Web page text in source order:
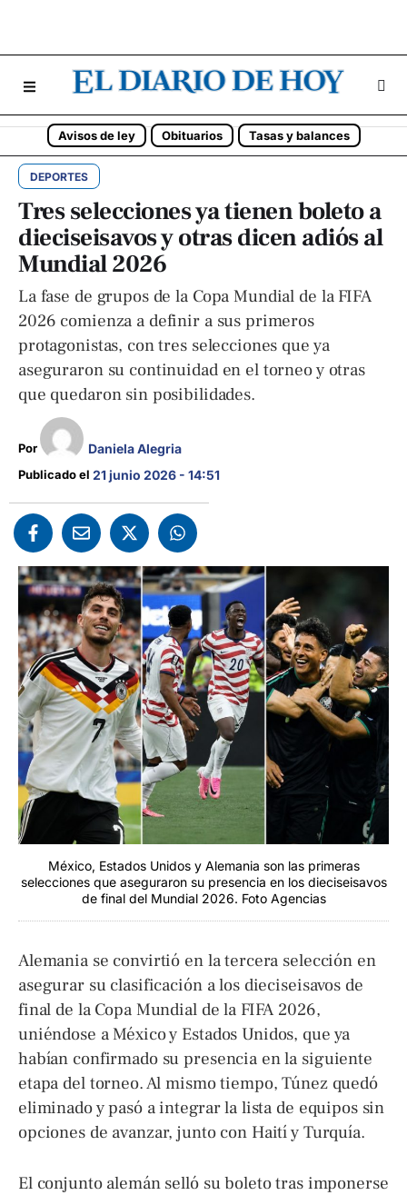
Avisos de ley Obituarios Tasas y balances
DEPORTES
Tres selecciones ya tienen boleto a
dieciseisavos y otras dicen adiós al
Mundial 2026
La fase de grupos de la Copa Mundial de la FIFA
2026 comienza a definir a sus primeros
protagonistas, con tres selecciones que ya
aseguraron su continuidad en el torneo y otras
que quedaron sin posibilidades.
Por Daniela Alegria
Publicado el 21 junio 2026 - 14:51
México, Estados Unidos y Alemania son las primeras
selecciones que aseguraron su presencia en los dieciseisavos
de final del Mundial 2026. Foto Agencias
Alemania se convirtió en la tercera selección en
asegurar su clasificación a los dieciseisavos de
final de la Copa Mundial de la FIFA 2026,
uniéndose a México y Estados Unidos, que ya
habían confirmado su presencia en la siguiente
etapa del torneo. Al mismo tiempo, Túnez quedó
eliminado y pasó a integrar la lista de equipos sin
opciones de avanzar, junto con Haití y Turquía.
El conjunto alemán selló su boleto tras imponerse